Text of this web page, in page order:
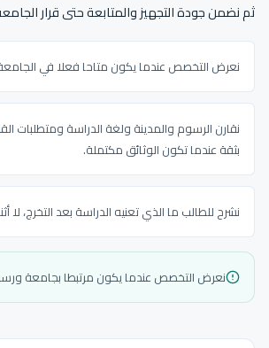
ثم نضمن جودة التجهيز والمتابعة حتى قرار
نعرض التخصص عندما يكون متاحا فعلا في
نقارن الرسوم والمدينة ولغة الدراسة ومتطلبات
بثقة عندما تكون الوثائق مكتملة.
نشرح للطالب ما الذي تعنيه الدراسة بعد التخرج، لا
نعرض التخصص عندما يكون مرتبطا بجامعة